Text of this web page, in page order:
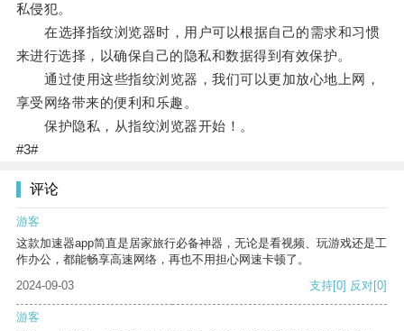
私侵犯。
在选择指纹浏览器时，用户可以根据自己的需求和习惯
来进行选择，以确保自己的隐私和数据得到有效保护。
通过使用这些指纹浏览器，我们可以更加放心地上网，
享受网络带来的便利和乐趣。
保护隐私，从指纹浏览器开始！。
#3#
评论
游客
这款加速器app简直是居家旅行必备神器，无论是看视频、玩游戏还是工
作办公，都能畅享高速网络，再也不用担心网速卡顿了。
2024-09-03
支持[0] 反对[0]
游客